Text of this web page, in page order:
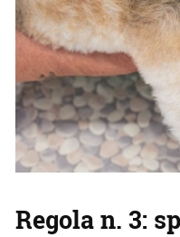
Regola n. 3: